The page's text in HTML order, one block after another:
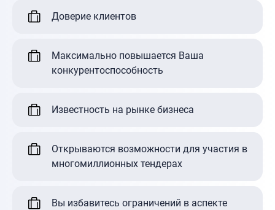
Доверие клиентов
Максимально повышается Ваша
конкурентоспособность
Известность на рынке бизнеса
Открываются возможности для участия в
многомиллионных тендерах
Вы избавитесь ограничений в аспекте